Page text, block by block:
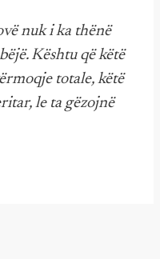
nuk i ka thënë
Kështu që këtë
totale, këtë
le ta gëzojnë